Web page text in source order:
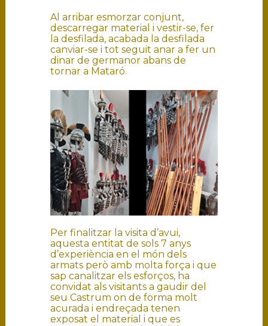
Al arribar esmorzar conjunt,
descarregar material i vestir-se, fer
la desfilada, acabada la desfilada
canviar-se i tot seguit anar a fer un
dinar de germanor abans de
tornar a Mataró.
Per finalitzar la visita d’avui,
aquesta entitat de sols 7 anys
d’experiència en el món dels
armats però amb molta força i que
sap canalitzar els esforços, ha
convidat als visitants a gaudir del
seu Castrum on de forma molt
acurada i endreçada tenen
exposat el material i que es